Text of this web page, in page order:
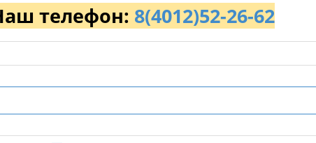
телефон: 8(4012)52-26-62